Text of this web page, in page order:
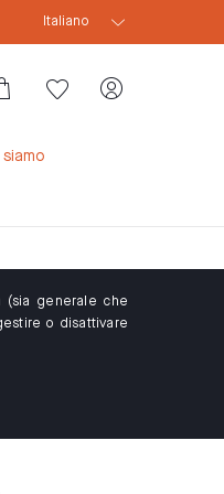
SCONTO 10% PER
Italiano
siamo
generale che
o disattivare